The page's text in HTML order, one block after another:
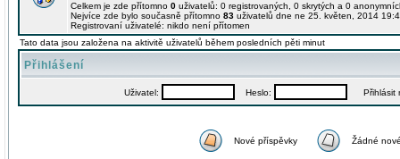
Celkem je zde přítomno 0 uživatelů: 0 registrovaných, 0 skrytých a 0
Nejvíce zde bylo současně přítomno 83 uživatelů dne ne 25. květen, 2014
Registrovaní uživatelé: nikdo není přítomen
Tato data jsou založena na aktivitě uživatelů během posledních pěti minut
Přihlášení
Uživatel: Heslo: Přihlásit
Nové příspěvky Žádné